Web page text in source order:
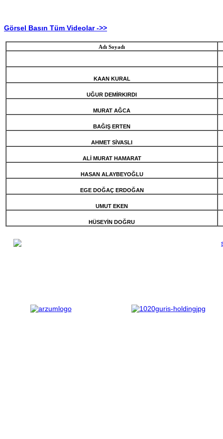
Görsel Basın Tüm Videolar ->>
Adı Soyadı
KAAN KURAL
UĞUR DEMİRKIRDI
MURAT AĞCA
BAĞIŞ ERTEN
AHMET SİVASLI
ALİ MURAT HAMARAT
HASAN ALAYBEYOĞLU
EGE DOĞAÇ ERDOĞAN
UMUT EKEN
HÜSEYİN DOĞRU